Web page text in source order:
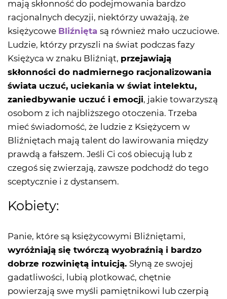
mają skłonność do podejmowania bardzo
racjonalnych decyzji, niektórzy uważają, że
księżycowe Bliźnięta są również mało uczuciowe.
Ludzie, którzy przyszli na świat podczas fazy
Księżyca w znaku Bliźniąt, przejawiają
skłonności do nadmiernego racjonalizowania
świata uczuć, uciekania w świat intelektu,
zaniedbywanie uczuć i emocji, jakie towarzyszą
osobom z ich najbliższego otoczenia. Trzeba
mieć świadomość, że ludzie z Księżycem w
Bliźniętach mają talent do lawirowania między
prawdą a fałszem. Jeśli Ci coś obiecują lub z
czegoś się zwierzają, zawsze podchodź do tego
sceptycznie i z dystansem.
Kobiety:
Panie, które są księżycowymi Bliźniętami,
wyróżniają się twórczą wyobraźnią i bardzo
dobrze rozwiniętą intuicją. Słyną ze swojej
gadatliwości, lubią plotkować, chętnie
powierzają swe myśli pamiętnikowi lub czerpią